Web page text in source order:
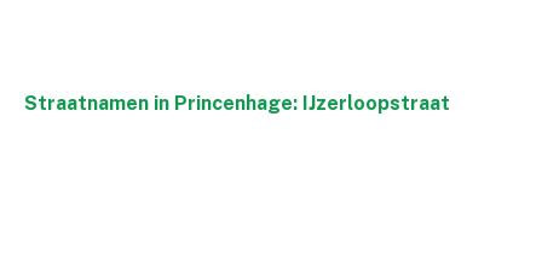
Straatnamen in Princenhage: IJzerloopstraat